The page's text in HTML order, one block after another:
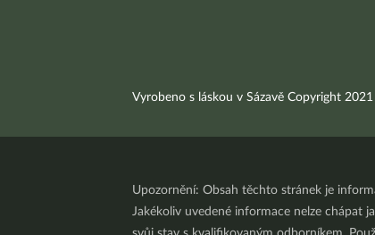
Vyrobeno s láskou v Sázavě Copyright 2021
Upozornění: Obsah těchto stránek je
Jakékoliv uvedené informace nelze chápat